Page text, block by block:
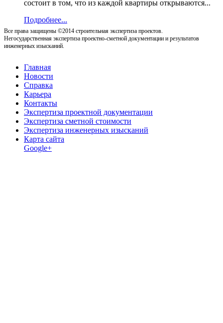
состоит в том, что из каждой квартиры открываются...
Подробнее...
Все права защищены ©2014 строительная экспертиза проектов.
Негосударственная экспертиза проектно-сметной документации и результатов
инженерных изысканий.
Главная
Новости
Справка
Карьера
Контакты
Экспертиза проектной документации
Экспертиза сметной стоимости
Экспертиза инженерных изысканий
Карта сайта
Google+